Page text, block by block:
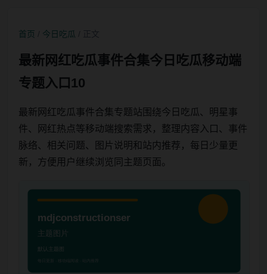
首页 今日吃瓜
最新网红吃瓜事件合集今日吃瓜移动端
专题入口10
最新网红吃瓜事件合集专题站围绕今日吃瓜、明星事
件、网红热点等移动端搜索需求，整理内容入口、事件
脉络、相关问题、图片说明和站内推荐，每日少量更
新，方便用户继续浏览同主题页面。